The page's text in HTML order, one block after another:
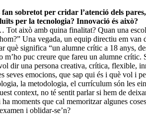
sobretot per cridar l’atenció dels
per la tecnologia? Innovació és això?
això amb quina finalitat? Quan una
Una vegada, un equip directiu em van
què significa “un alumne crític a 18 anys,
puc creure que fareu un alumne crític.
dir una persona creativa, crítica, flexible,
seves emocions, que sap qui és i què vol i
la metodologia, el currículum són les
context, no té sentit parlar si hem de
moments que cal memoritzar algunes
i oblidar-se’n?